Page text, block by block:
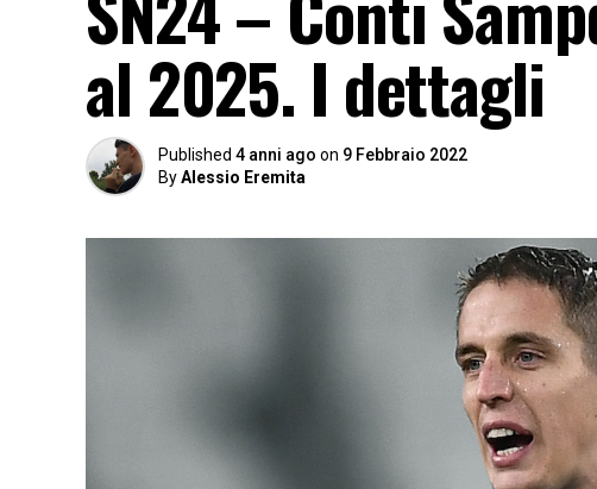
al 2025. I dettagli
Published 4 anni ago on 9 Febbraio 2022
ByAlessio Eremita